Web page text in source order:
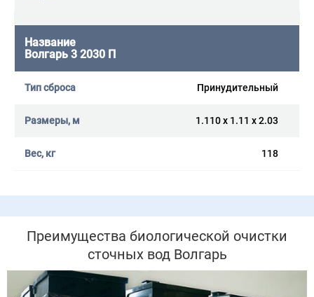
Волгарь 3 2030 П
Принудительный
1.110 x 1.11 x 2.03
118
Преимущества биологической очистки
сточных вод Волгарь